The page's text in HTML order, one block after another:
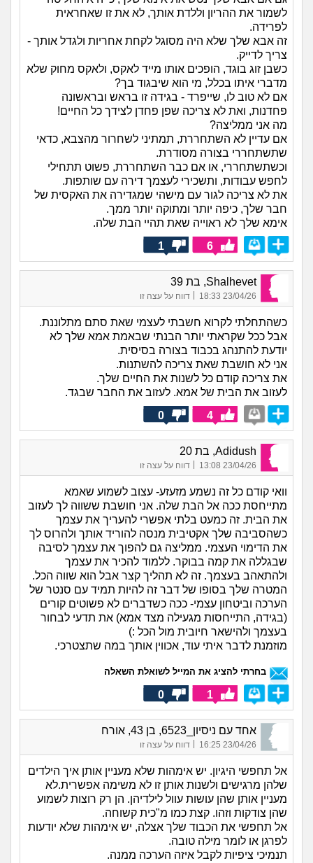
לשמור את ההריון וללדת אותך, לא את זו שאחראית
לפרידה.
זה אבא שלך שלא היה מסוגל לקחת אחריות ולגדל אותך -
צריך לדייק.
כשבן זוג בוגד, הופכים אותו מייד לאקס, ולאקס מחוק שלא
מדברי איתו בכלל, מי הוא שיבגוד בך?
אם לא טוב לו, שייפרד - בגידה זו בראש ובראשונה
פחדנות, ואת לא צריכה שפן פחדן לצידך כל החיים!
מה אני ממליצה?
אם עדיין לא השתחררת, תמתיני לשחרור מהצבא, כדאי
שתשתחררי בצורה מסודרת.
וכשתשתחררי, או אם כבר השתחררת, פשוט תתחילי
לחפש עבודות, ותשכירי לעצמך דירה עם שותפות.
את לא צריכה לגור עם מישהי שמגדירה את האקסית של
חבר שלך, כיפה יותר ומתוקה יותר ממך.
אימא שלך לא ראוייה שאת תהיי הבת שלה.
6
1
Shalhevet, בת 39
23/04/26 18:33 דווח על עצה זו
כשהתחלתי לקרוא חשבתי לעצמי שאת סתם מתלוננת.
אבל ככל שקראתי יותר הבנתי שבאמת אמא שלך לא
יודעת להתנהג בכבוד בצורה בסיסית.
אני לא חושבת שאת צריכה להשתנות.
את צריכה קודם כל לשנות את החיים שלך.
לעזוב את הבית של אמא. לעזוב את החבר שבגד.
4
0
Adidush, בת 20
23/04/26 13:08 דווח על עצה זו
וואי קודם כל זה נשמע מזעזע- עצוב לשמוע שאמא
מתייחסת ככה אל הבת שלה. אני חושבת ששווה לך לעזוב
את הבית. זה כמעט בלתי אפשרי להעריך את עצמך
כשהסביבה שלך אקטיבית מנסה להוריד אותך ולהרוס לך
את הדימוי העצמי. ממליצה גם להפוך את עצמך לסיבה
שבגללה את קמה בבוקר. ללמוד להכיר את עצמך
ולהתאהב בעצמך. זה לא תהליך קצר אבל הוא שווה הכל.
המטרה שלך בסופו של דבר זה להיות תמיד עם סנטר של
הערכה וביטחון עצמי- ככה כשדברים לא פשוטים קורים
(בגידה, התייחסות מגעילה מצד אמא) את תדעי לבחור
בעצמך ולהישאר חיובית מול הכל :)
מוזמנת לדבר איתי עוד, אכווין אותך במה שתצטרכי.
בחרתי להציג את המייל לשואלת השאלה
1
0
אחד עם ניסיון_6523, בן 43, אורח
23/04/26 16:25 דווח על עצה זו
אל תחפשי היגיון. יש אימהות שלא מעניין אותן איך הילדים
שלהן מרגישים ולשנות אותן זו לא משימה אפשרית.לא
מעניין אותן שהן עושות עוול לילדיהן. הן רק רוצות לשמוע
שהן צודקות וזהו. קצת כמו מ"כית קשוחה.
אל תחפשי את הכבוד שלך אצלה, יש אימהות שלא יודעות
לפרגן או לומר מילה טובה.
תנמיכי ציפיות לקבל איזה הערכה ממנה.